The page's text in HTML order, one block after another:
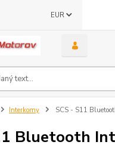
EUR
Interkomy SCS - S11
Bluetooth